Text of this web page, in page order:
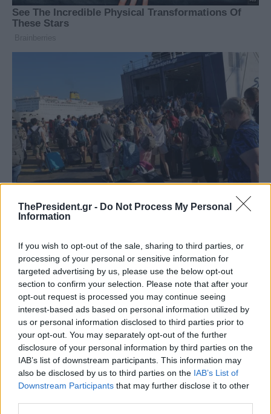
ThePresident.gr - Do Not Process My Personal
Information
If you wish to opt-out of the sale, sharing to third parties, or
processing of your personal or sensitive information for
targeted advertising by us, please use the below opt-out
section to confirm your selection. Please note that after your
opt-out request is processed you may continue seeing
interest-based ads based on personal information utilized by
us or personal information disclosed to third parties prior to
your opt-out. You may separately opt-out of the further
disclosure of your personal information by third parties on the
IAB’s list of downstream participants. This information may
also be disclosed by us to third parties on the IAB’s List of
Downstream Participants that may further disclose it to other